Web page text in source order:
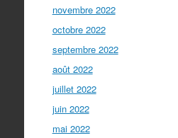
novembre 2022
octobre 2022
septembre 2022
août 2022
juillet 2022
juin 2022
mai 2022